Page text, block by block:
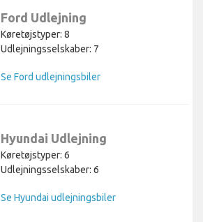
Ford Udlejning
Køretøjstyper: 8
Udlejningsselskaber: 7
Se Ford udlejningsbiler
Hyundai Udlejning
Køretøjstyper: 6
Udlejningsselskaber: 6
Se Hyundai udlejningsbiler